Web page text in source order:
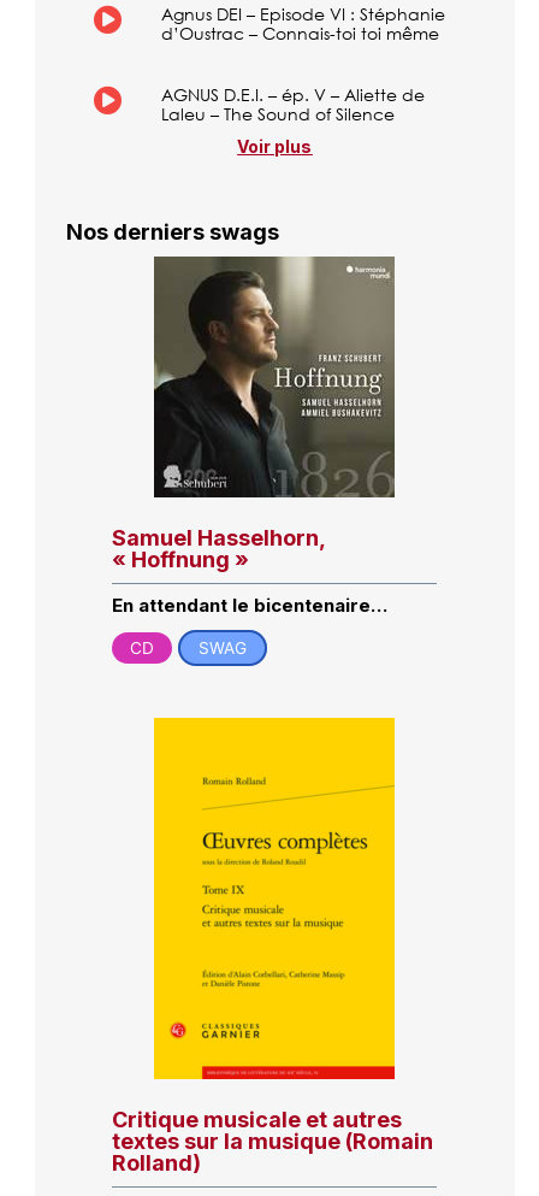
Agnus DEI – Episode VI : Stéphanie
d’Oustrac – Connais-toi toi même
AGNUS D.E.I. – ép. V – Aliette de
Laleu – The Sound of Silence
Voir plus
Nos derniers swags
Samuel Hasselhorn,
« Hoffnung »
En attendant le bicentenaire…
CD SWAG
Critique musicale et autres
textes sur la musique (Romain
Rolland)